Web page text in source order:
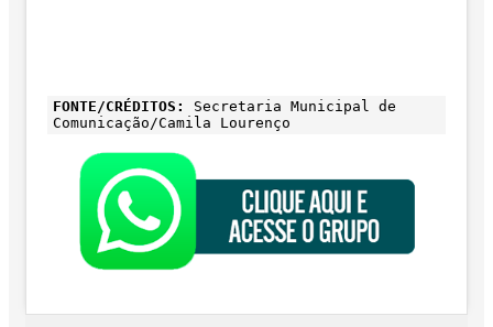
FONTE/CRÉDITOS:
Secretaria Municipal de
Comunicação/Camila Lourenço